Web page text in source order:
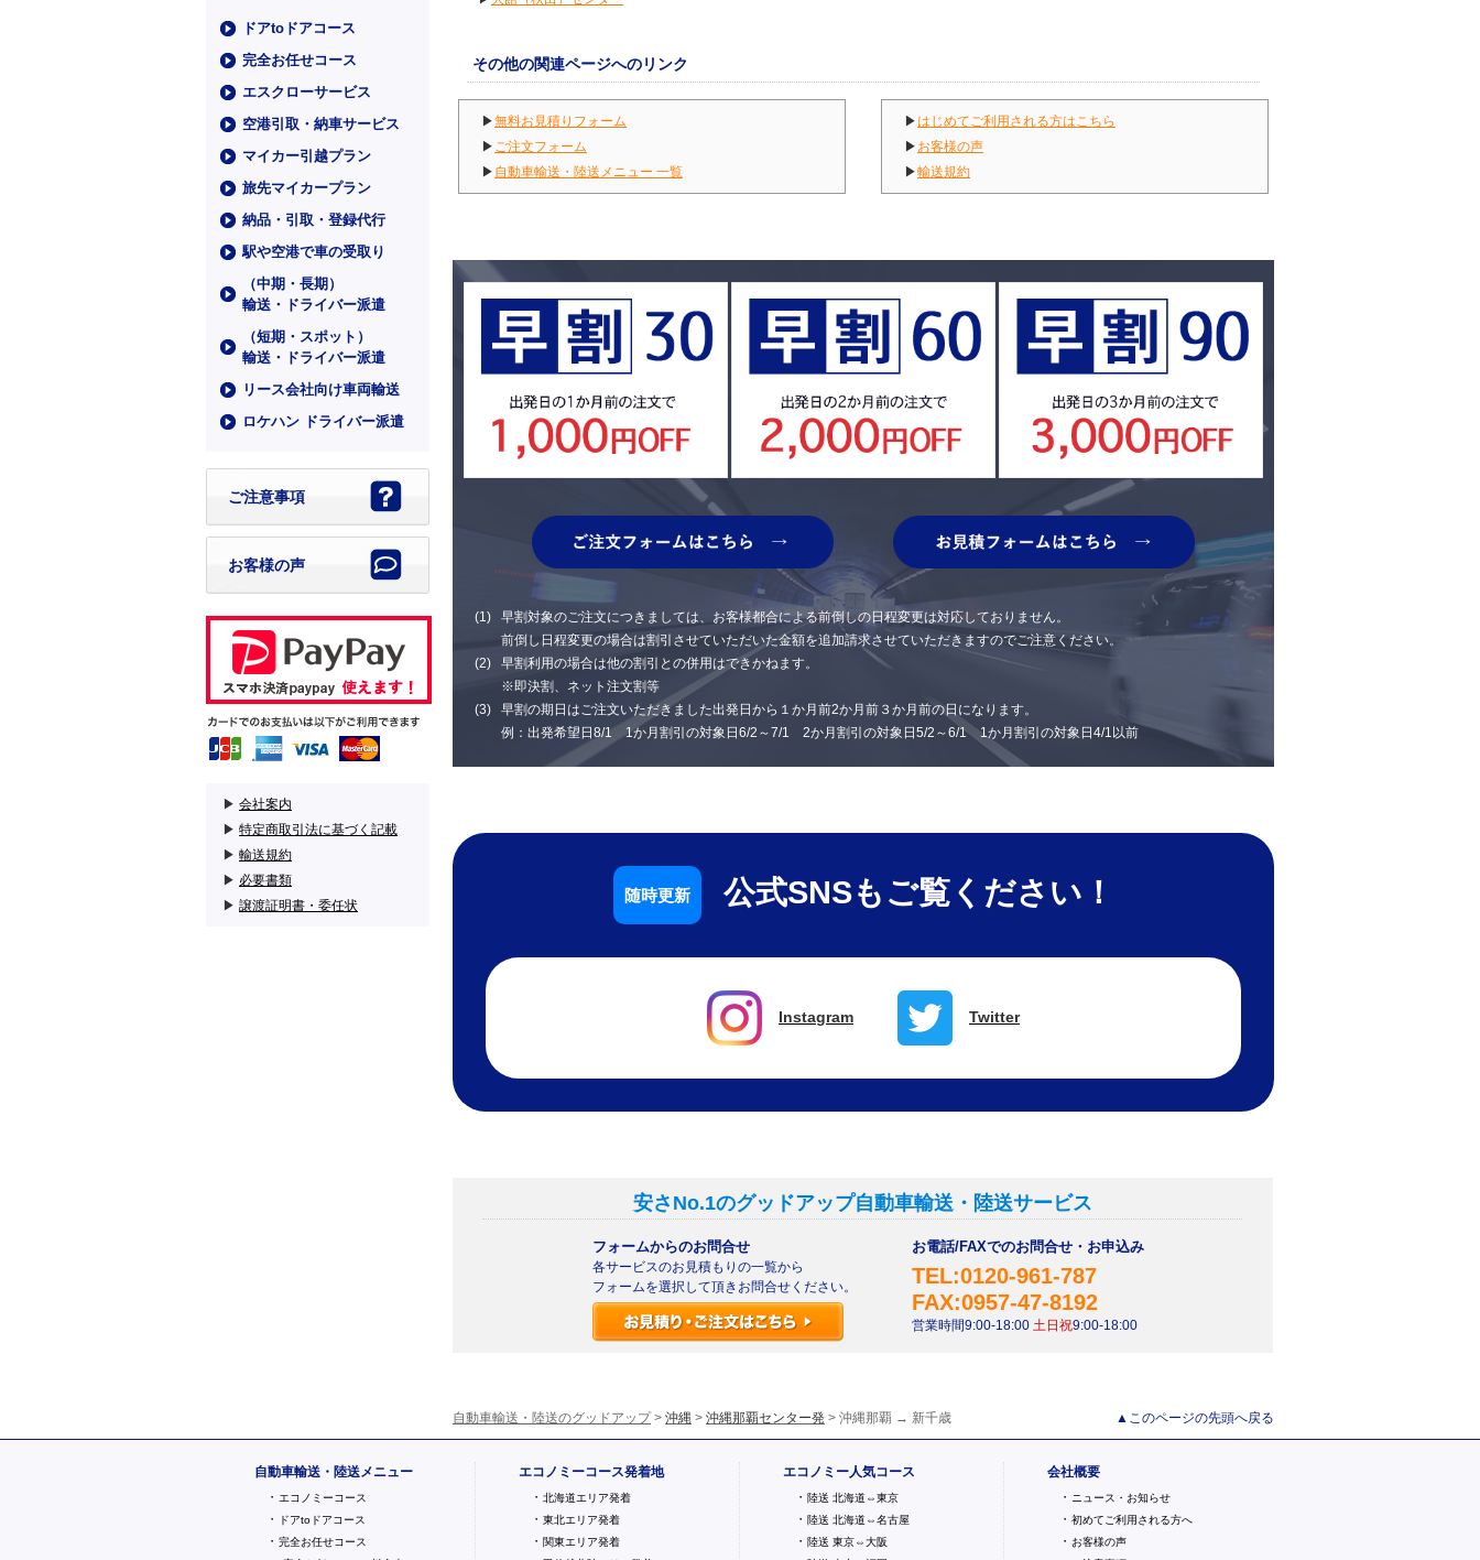
その他の関連ページへのリンク
▶無料お見積りフォーム
▶ ご注文フォーム
▶ 自動車輸送・陸送メニュー 一覧
▶はじめてご利用される方はこちら
▶ お客様の声
▶輸送規約
早割対象のご注文につきましては、お客様都合による前倒しの日程変更は対応しておりません。
前倒し日程変更の場合は割引させていただいた金額を追加請求させていただきますのでご注意ください。
早割利用の場合は他の割引との併用はできかねます。
※即決割、ネット注文割等
早割の期日はご注文いただきました出発日から１か月前2か月前３か月前の日になります。
例：出発希望日8/1 1か月割引の対象日6/2～7/1 2か月割引の対象日5/2～6/1 1か月割引の対象日4/1以前
公式SNSもご覧ください！
Instagram Twitter
安さNo.1のグッドアップ自動車輸送・陸送サービス
フォームからのお問合せ
各サービスのお見積もりの一覧から
フォームを選択して頂きお問合せください。
お電話/FAXでのお問合せ・お申込み
TEL:0120-961-787
FAX:0957-47-8192
営業時間9:00-18:00 土日祝9:00-18:00
▲このページの先頭へ戻る
自動車輸送・陸送のグッドアップ> 沖縄 > 沖縄那覇センター発 > 沖縄那覇 → 新千歳
ドアtoドアコース
完全お任せコース
エスクローサービス
空港引取・納車サービス
マイカー引越プラン
旅先マイカープラン
納品・引取・登録代行
駅や空港で車の受取り
（中期・⻑期）
輸送・ドライバー派遣
（短期・スポット）
輸送・ドライバー派遣
リース会社向け車両輸送
ロケハン ドライバー派遣
ご注意事項
お客様の声
▶ 会社案内
▶ 特定商取引法に基づく記載
▶ 輸送規約
▶ 必要書類
▶ 譲渡証明書・委任状
自動車輸送・陸送メニュー
・ エコノミーコース
・ ドアtoドアコース
・ 完全お任せコース
エコノミーコース発着地
・ 北海道エリア発着
・ 東北エリア発着
・ 関東エリア発着
エコノミー人気コース
・ 陸送 北海道⇔東京
・ 陸送 北海道⇔名古屋
・ 陸送 東京⇔大阪
会社概要
・
ニュース・お知らせ
・ 初めてご利用される方へ
・ お客様の声